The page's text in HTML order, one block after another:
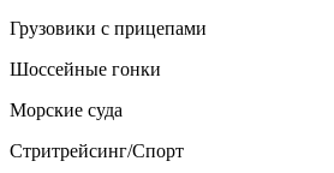
Грузовики с прицепами
Шоссейные гонки
Морские суда
Стритрейсинг/Спорт